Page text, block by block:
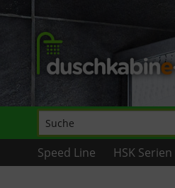
Speed Line HSK Serien